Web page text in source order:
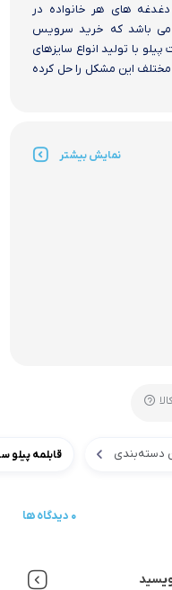
یکی از دغدغه های هر خانواده در
می باشد که خرید سرویس
با تولید انواع سایزهای
این مشکل را حل کرده
نمایش بیشتر
دسته‌بندی قابلمه پیلو سایز 16
0 دیدگاه ها